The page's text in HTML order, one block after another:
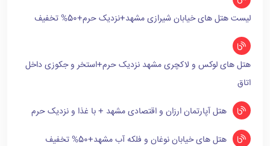
لیست هتل های خیابان شیرازی مشهد+نزدیک حرم+50% تخفیف
هتل های لوکس و لاکچری مشهد نزدیک حرم+استخر و جکوزی داخل
اتاق
هتل آپارتمان ارزان و اقتصادی مشهد + با غذا و نزدیک حرم
هتل های خیابان نوغان و فلکه آب مشهد+50% تخفیف